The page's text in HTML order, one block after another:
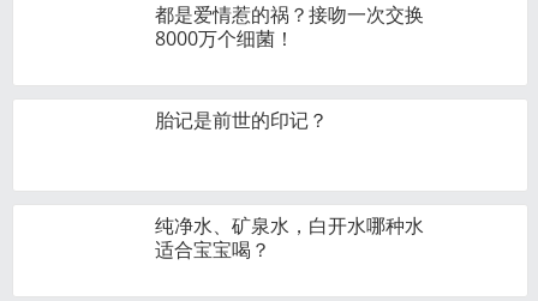
都是爱情惹的祸？接吻一次交换
8000万个细菌！
胎记是前世的印记？
纯净水、矿泉水，白开水哪种水
适合宝宝喝？